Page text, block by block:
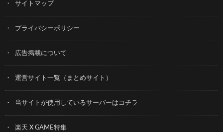
サイトマップ
プライバシーポリシー
広告掲載について
運営サイト一覧（まとめサイト）
当サイトが使用しているサーバーはコチラ
楽天 X GAME特集